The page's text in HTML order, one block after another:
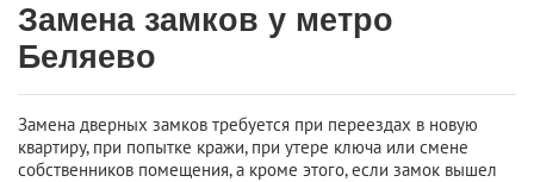
Замена замков у метро
Беляево
Замена дверных замков требуется при переездах в новую
квартиру, при попытке кражи, при утере ключа или смене
собственников помещения, а кроме этого, если замок вышел